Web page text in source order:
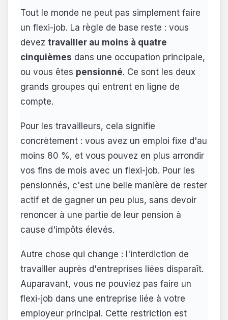
Tout le monde ne peut pas simplement faire
un flexi-job. La règle de base reste : vous
devez travailler au moins à quatre
cinquièmes dans une occupation principale,
ou vous êtes pensionné. Ce sont les deux
grands groupes qui entrent en ligne de
compte.
Pour les travailleurs, cela signifie
concrètement : vous avez un emploi fixe d'au
moins 80 %, et vous pouvez en plus arrondir
vos fins de mois avec un flexi-job. Pour les
pensionnés, c'est une belle manière de rester
actif et de gagner un peu plus, sans devoir
renoncer à une partie de leur pension à
cause d'impôts élevés.
Autre chose qui change : l'interdiction de
travailler auprès d'entreprises liées disparaît.
Auparavant, vous ne pouviez pas faire un
flexi-job dans une entreprise liée à votre
employeur principal. Cette restriction est